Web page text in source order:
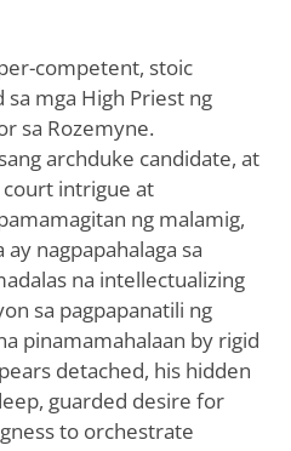
competent, stoic
mga High Priest ng
sa Rozemyne.
archduke candidate, at
court intrigue at
ng malamig,
nagpapahalaga sa
na intellectualizing
sa pagpapanatili ng
pinamamahalaan by rigid
detached, his hidden
guarded desire for
to orchestrate